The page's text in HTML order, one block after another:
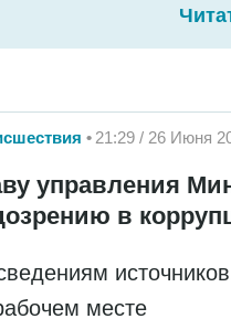
21:29 / 26 Июня
управления
в
месте